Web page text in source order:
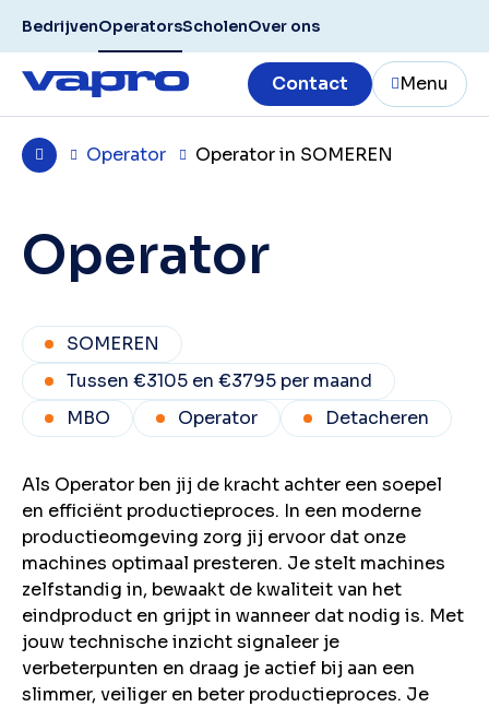
BedrijvenOperatorsScholenOver ons
Contact Menu
Operator Operator in SOMEREN
Operator
SOMEREN
Tussen €3105 en €3795 per maand
MBO
Operator Detacheren
Als Operator ben jij de kracht achter een soepel
en efficiënt productieproces. In een moderne
productieomgeving zorg jij ervoor dat onze
machines optimaal presteren. Je stelt machines
zelfstandig in, bewaakt de kwaliteit van het
eindproduct en grijpt in wanneer dat nodig is. Met
jouw technische inzicht signaleer je
verbeterpunten en draag je actief bij aan een
slimmer, veiliger en beter productieproces. Je